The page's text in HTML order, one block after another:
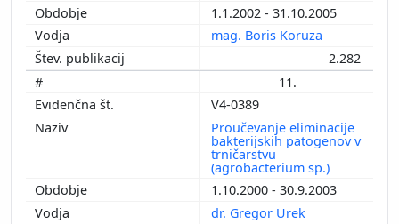
1.1.2002 - 31.10.2005
mag. Boris Koruza
2.282
11.
V4-0389
Proučevanje eliminacije
bakterijskih patogenov v
trničarstvu
(agrobacterium sp.)
1.10.2000 - 30.9.2003
dr. Gregor Urek